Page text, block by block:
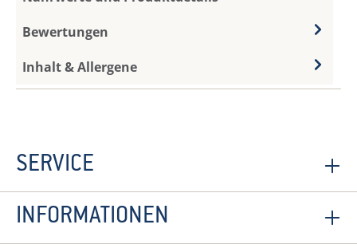
Bewertungen
Inhalt & Allergene
SERVICE
INFORMATIONEN